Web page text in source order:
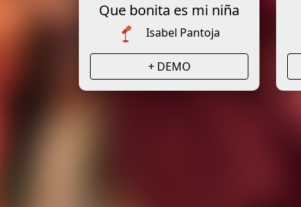
Que bonita es mi niña
Isabel Pantoja
+ DEMO